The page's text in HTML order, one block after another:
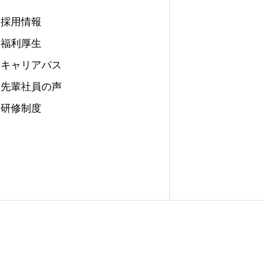
採用情報
福利厚生
キャリアパス
先輩社員の声
研修制度